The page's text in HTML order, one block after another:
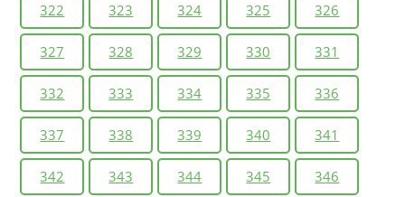
322 323 324 325 326
327 328 329 330 331
332 333 334 335 336
337 338 339 340 341
342 343 344 345 346